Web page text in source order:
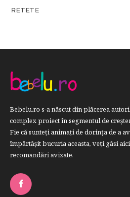
RETETE
Bebelu.ro s-a născut din plăcerea
complex proiect în segmentul de
Fie că sunteţi animaţi de dorinţa de a
împărtăşit bucuria aceasta, veți găsi
recomandări avizate.